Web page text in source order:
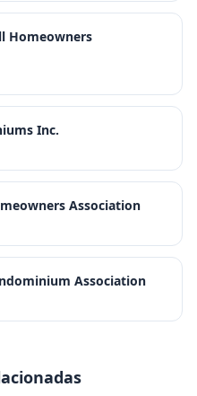
Homeowners
Inc.
Association
Association